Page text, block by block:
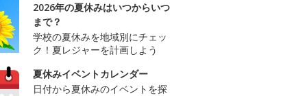
2026年の夏休みはいつからいつ
まで？
学校の夏休みを地域別にチェッ
ク！夏レジャーを計画しよう
夏休みイベントカレンダー
日付から夏休みのイベントを探